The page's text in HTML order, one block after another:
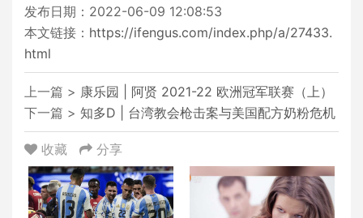
发布日期：2022-06-09 12:08:53
本文链接： https://ifengus.com/index.php/a/27433.
html
上一篇 > 康乐园 | 阿贤 2021-22 欧洲冠军联赛（上）
下一篇 > 知多D | 台湾教会枪击案与美国配方奶粉危机
收藏 分享